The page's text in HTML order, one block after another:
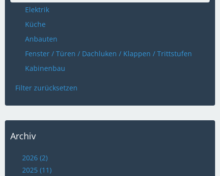
Elektrik
Küche
Anbauten
Fenster / Türen / Dachluken / Klappen / Trittstufen
Kabinenbau
Filter zurücksetzen
Archiv
2026 (2)
2025 (11)